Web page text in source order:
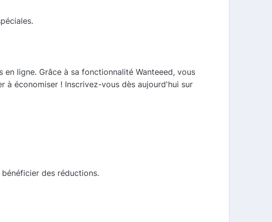
ligne. Grâce à sa fonctionnalité Wanteeed, vous
économiser ! Inscrivez-vous dès aujourd'hui sur
des réductions.